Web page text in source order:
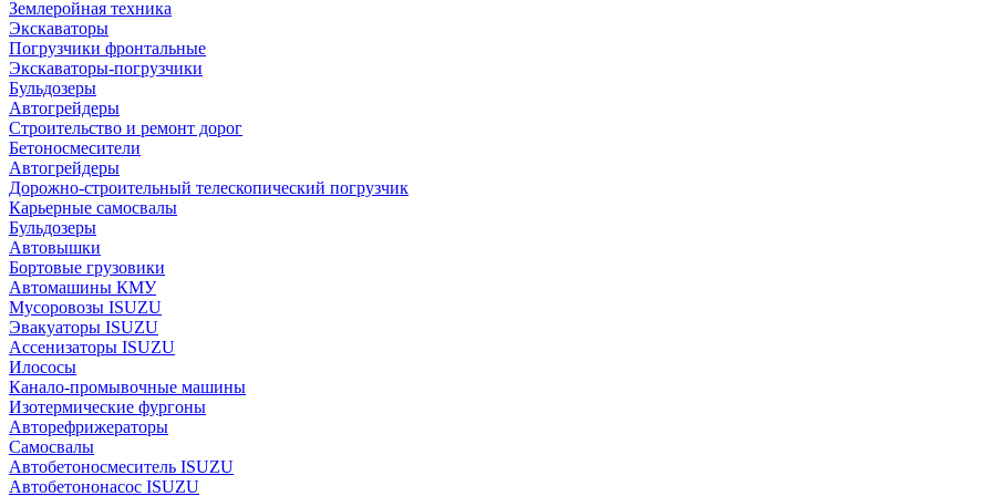
Землеройная техника
Экскаваторы
Погрузчики фронтальные
Экскаваторы-погрузчики
Бульдозеры
Автогрейдеры
Строительство и ремонт дорог
Бетоносмесители
Автогрейдеры
Дорожно-строительный телескопический погрузчик
Карьерные самосвалы
Бульдозеры
Автовышки
Бортовые грузовики
Автомашины КМУ
Мусоровозы ISUZU
Эвакуаторы ISUZU
Ассенизаторы ISUZU
Илососы
Канало-промывочные машины
Изотермические фургоны
Авторефрижераторы
Самосвалы
Автобетоносмеситель ISUZU
Автобетононасос ISUZU